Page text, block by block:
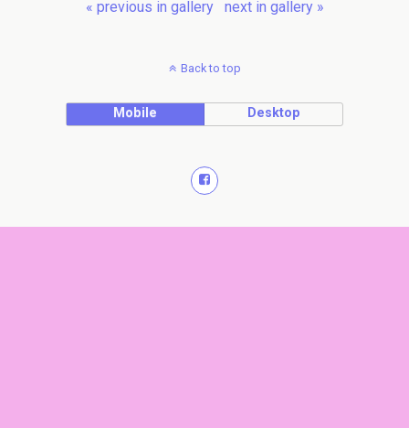
« previous in gallery next in gallery »
Back to top
Mobile Desktop